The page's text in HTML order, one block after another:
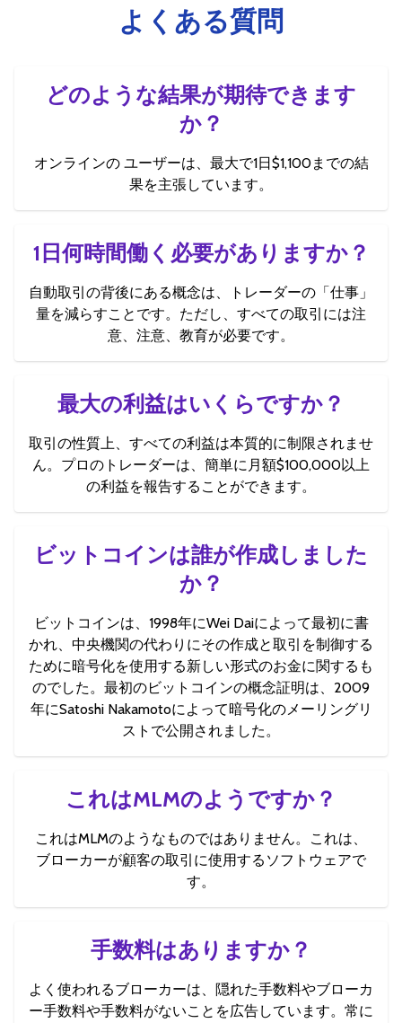
よくある質問
どのような結果が期待できます
か？
オンラインの ユーザーは、最大で1日$1,100までの結
果を主張しています。
1日何時間働く必要がありますか？
自動取引の背後にある概念は、トレーダーの「仕事」
量を減らすことです。ただし、すべての取引には注
意、注意、教育が必要です。
最大の利益はいくらですか？
取引の性質上、すべての利益は本質的に制限されませ
ん。プロのトレーダーは、簡単に月額$100,000以上
の利益を報告することができます。
ビットコインは誰が作成しました
か？
ビットコインは、1998年にWei Daiによって最初に書
かれ、中央機関の代わりにその作成と取引を制御する
ために暗号化を使用する新しい形式のお金に関するも
のでした。最初のビットコインの概念証明は、2009
年にSatoshi Nakamotoによって暗号化のメーリングリ
ストで公開されました。
これはMLMのようですか？
これはMLMのようなものではありません。これは、
ブローカーが顧客の取引に使用するソフトウェアで
す。
手数料はありますか？
よく使われるブローカーは、隠れた手数料やブローカ
ー手数料や手数料がないことを広告しています。常に